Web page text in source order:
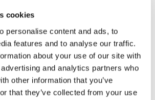
cookies
personalise content and ads, to
features and to analyse our traffic.
about your use of our site with
and analytics partners who
other information that you’ve
that they’ve collected from your use
alza il colesterolo nel sangue. Per
ci hanno raccontato che il